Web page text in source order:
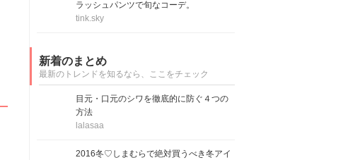
ラッシュパンツで旬なコーデ。
tink.sky
新着のまとめ
最新のトレンドを知るなら、ここをチェック
目元・口元のシワを徹底的に防ぐ４つの
方法
lalasaa
2016冬♡しまむらで絶対買うべき冬アイ